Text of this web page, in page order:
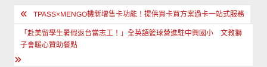
文
章
導
TPASS×MENGO機新增售卡功能！提供買卡買方案過卡一站式服務
「赴美留學生暑假返台當志工！」全英語籃球營進駐中興國小 文教獅
子會暖心贊助餐點